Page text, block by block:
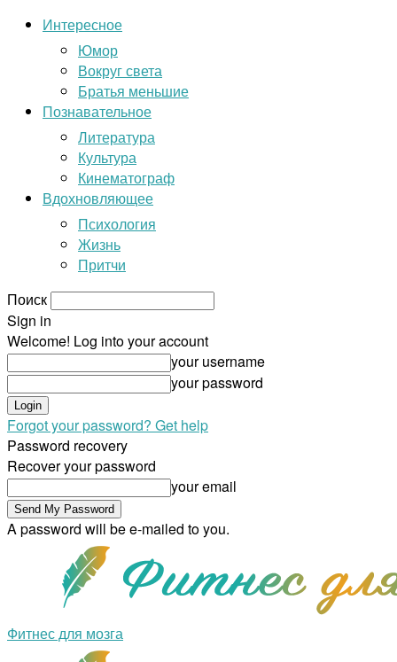
Интересное
Юмор
Вокруг света
Братья меньшие
Познавательное
Литература
Культура
Кинематограф
Вдохновляющее
Психология
Жизнь
Притчи
Поиск
Sign in
Welcome! Log into your account
your username
your password
Forgot your password? Get help
Password recovery
Recover your password
your email
A password will be e-mailed to you.
Фитнес для мозга